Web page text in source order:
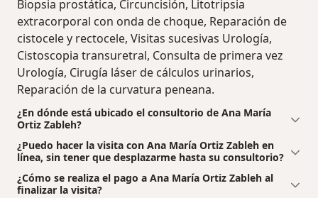
Biopsia prostática, Circuncisión, Litotripsia
extracorporal con onda de choque, Reparación de
cistocele y rectocele, Visitas sucesivas Urología,
Cistoscopia transuretral, Consulta de primera vez
Urología, Cirugía láser de cálculos urinarios,
Reparación de la curvatura peneana.
¿En dónde está ubicado el consultorio de Ana María
Ortiz Zableh?
¿Puedo hacer la visita con Ana María Ortiz Zableh en
línea, sin tener que desplazarme hasta su consultorio?
¿Cómo se realiza el pago a Ana María Ortiz Zableh al
finalizar la visita?